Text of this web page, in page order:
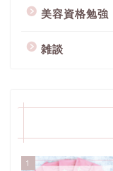
美容資格勉強
雑談
1